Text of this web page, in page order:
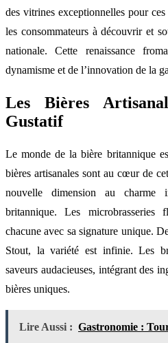
des vitrines exceptionnelles pour
les consommateurs à découvrir et
nationale. Cette renaissance
dynamisme et de l’innovation de la
Les Bières
Gustatif
Le monde de la bière britannique
bières artisanales sont au cœur de
nouvelle dimension au charme
britannique. Les microbrasseries
chacune avec sa signature unique.
Stout, la variété est infinie. Les
saveurs audacieuses, intégrant des
bières uniques.
Lire Aussi : Gastronomie :